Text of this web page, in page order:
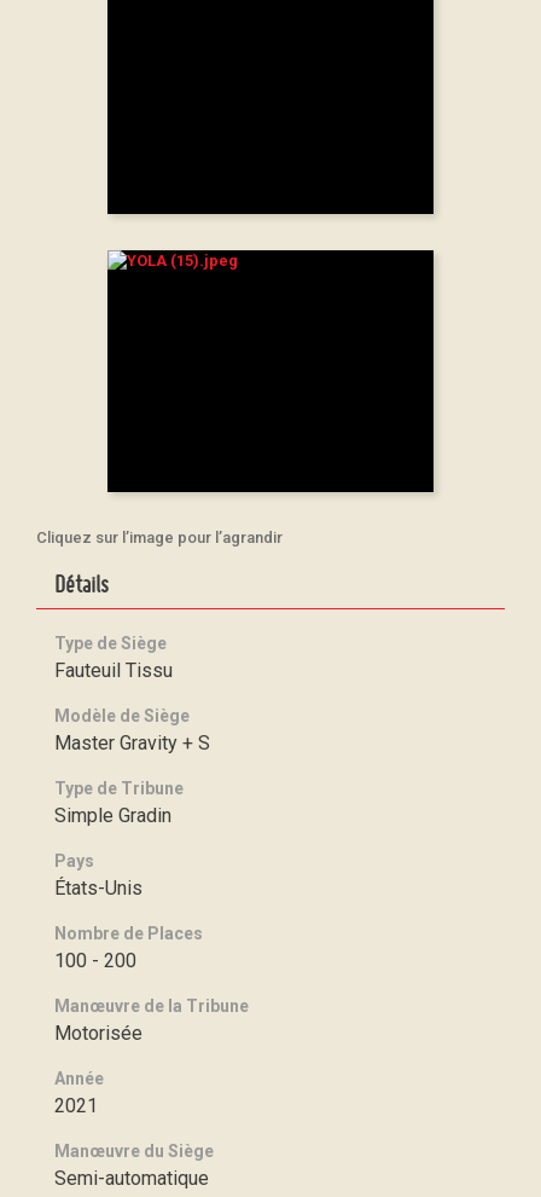
Cliquez sur l’image pour l’agrandir
Détails
Type de Siège
Fauteuil Tissu
Modèle de Siège
Master Gravity + S
Type de Tribune
Simple Gradin
Pays
États-Unis
Nombre de Places
100 - 200
Manœuvre de la Tribune
Motorisée
Année
2021
Manœuvre du Siège
Semi-automatique